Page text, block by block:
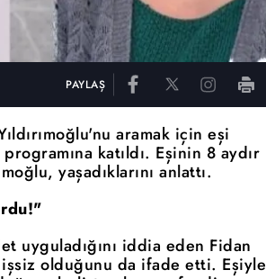
PAYLAŞ
aramak için eşi
katıldı. Eşinin 8 aydır
yaşadıklarını anlattı.
uyguladığını iddia eden Fidan
işsiz olduğunu da ifade etti. Eşiyle